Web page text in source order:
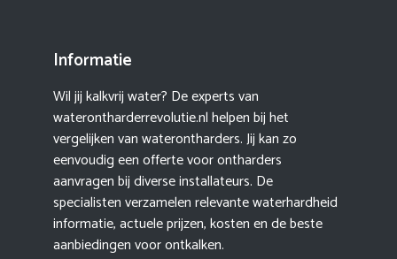
Informatie
Wil jij kalkvrij water? De experts van
waterontharderrevolutie.nl helpen bij het
vergelijken van waterontharders. Jij kan zo
eenvoudig een offerte voor ontharders
aanvragen bij diverse installateurs. De
specialisten verzamelen relevante waterhardheid
informatie, actuele prijzen, kosten en de beste
aanbiedingen voor ontkalken.